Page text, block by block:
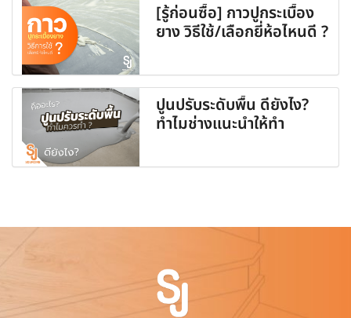
[รู้ก่อนซื้อ] กาวปูกระเบื้อง
ยาง วิธีใช้/เลือกยี่ห้อไหนดี ?
ปูนปรับระดับพื้น ดียังไง?
ทำไมช่างแนะนำให้ทำ